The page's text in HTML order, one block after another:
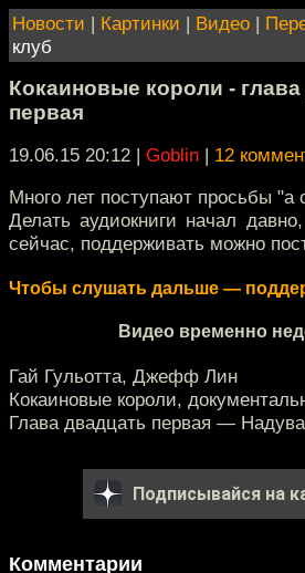
Новости | Картинки | Видео |
клуб
Кокаиновые короли -
первая
19.06.15 20:12 | Goblin | 12
Много лет поступают просьбы "а
Делать аудиокниги начал
сейчас, поддерживать можно
Чтобы слушать дальше —
Видео временно
Гай Гульотта, Джефф Лин
Кокаиновые короли,
Глава двадцать первая —
Подписывайся на
Комментарии